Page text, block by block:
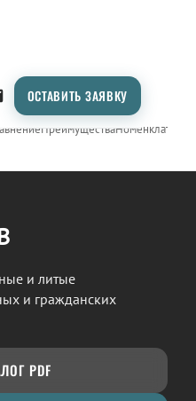
ОСТАВИТЬ ЗАЯВКУ
ПреимуществаНоменклатура
и литые
и гражданских
PDF